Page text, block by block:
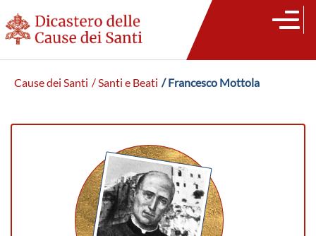
Cause dei Santi / Santi e Beati / Francesco Mottola